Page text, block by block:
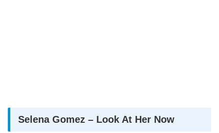
Selena Gomez – Look At Her Now